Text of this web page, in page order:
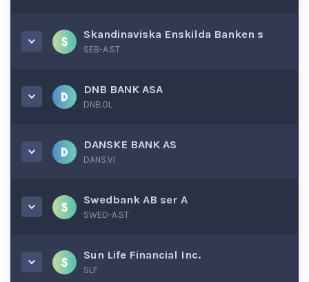
Skandinaviska Enskilda Banken s
SEB-A.ST
DNB BANK ASA
DNB.OL
DANSKE BANK AS
DANS.VI
Swedbank AB ser A
SWED-A.ST
Sun Life Financial Inc.
SLF